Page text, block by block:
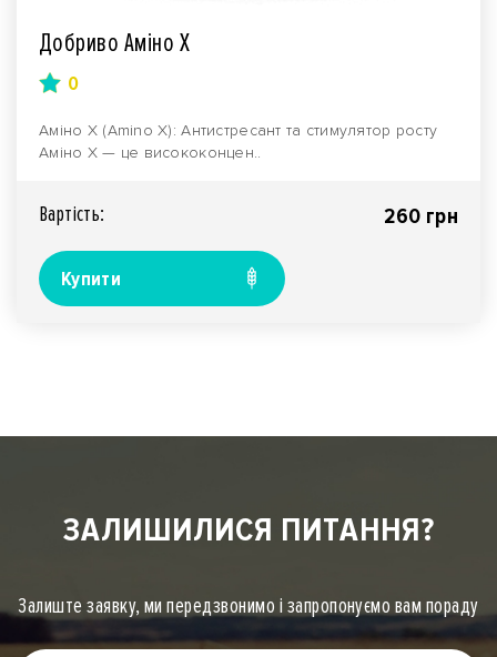
Добриво Аміно Х
0
Аміно Х (Amino X): Антистресант та стимулятор росту
Аміно Х — це висококонцен..
Вартiсть: 260 грн
Купити
ЗАЛИШИЛИСЯ ПИТАННЯ?
Залиште заявку, ми передзвонимо і запропонуємо вам пораду